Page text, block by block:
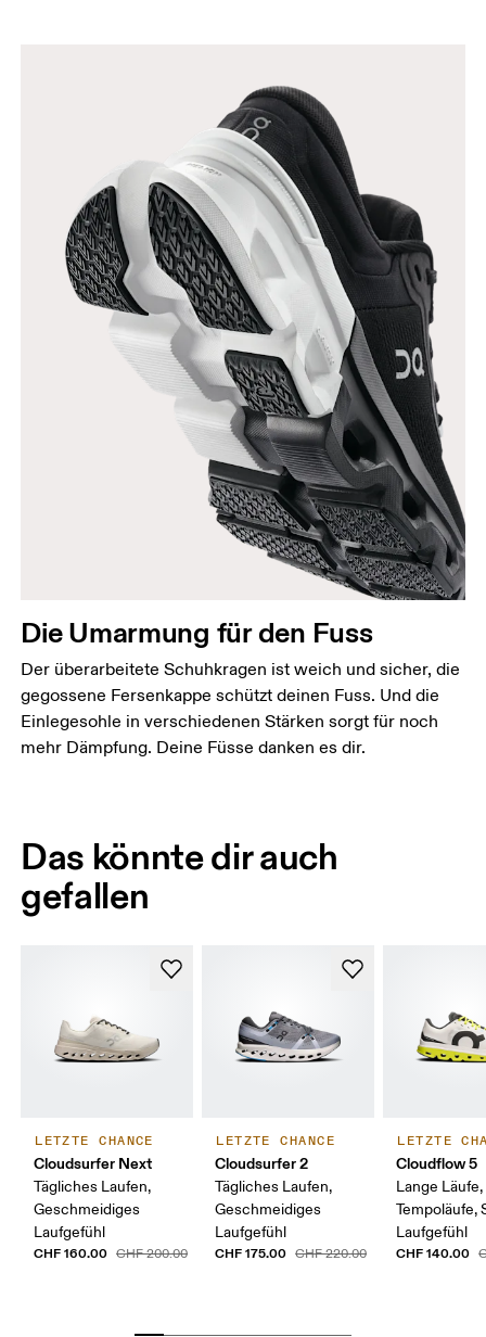
Die Umarmung für den Fuss
Der überarbeitete Schuhkragen ist weich und sicher, die
gegossene Fersenkappe schützt deinen Fuss. Und die
Einlegesohle in verschiedenen Stärken sorgt für noch
mehr Dämpfung. Deine Füsse danken es dir.
Das könnte dir auch
gefallen
LETZTE CHANCE
Cloudsurfer Next
Tägliches Laufen,
Geschmeidiges
Laufgefühl
CHF 160.00 CHF 200.00
LETZTE CHANCE
Cloudsurfer 2
Tägliches Laufen,
Geschmeidiges
Laufgefühl
CHF 175.00 CHF 220.00
LETZTE
Cloudflow 5
Lange Läufe,
Tempoläufe,
Laufgefühl
CHF 140.00